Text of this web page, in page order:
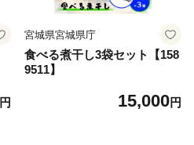
円
宮城県宮城県庁
食べる煮干し3袋セット【158
9511】
15,000円